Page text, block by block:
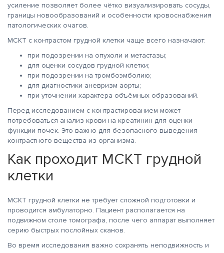
усиление позволяет более чётко визуализировать сосуды,
границы новообразований и особенности кровоснабжения
патологических очагов.
МСКТ с контрастом грудной клетки чаще всего назначают:
при подозрении на опухоли и метастазы;
для оценки сосудов грудной клетки;
при подозрении на тромбоэмболию;
для диагностики аневризм аорты;
при уточнении характера объёмных образований.
Перед исследованием с контрастированием может
потребоваться анализ крови на креатинин для оценки
функции почек. Это важно для безопасного выведения
контрастного вещества из организма.
Как проходит МСКТ грудной
клетки
МСКТ грудной клетки не требует сложной подготовки и
проводится амбулаторно. Пациент располагается на
подвижном столе томографа, после чего аппарат выполняет
серию быстрых послойных сканов.
Во время исследования важно сохранять неподвижность и